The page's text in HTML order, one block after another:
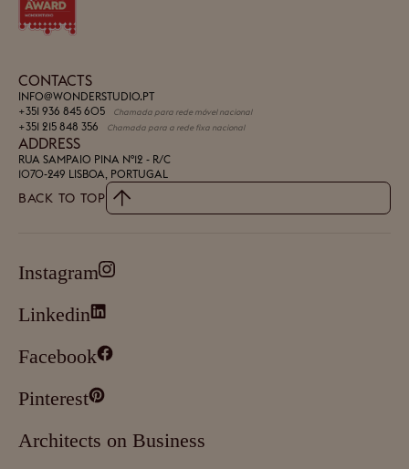
CONTACTS
INFO@WONDERSTUDIO.PT
+351 936 845 605
Chamada para rede móvel nacional
+351 215 848 356 Chamada para a rede fixa nacional
ADDRESS
RUA SAMPAIO PINA Nº12 - R/C
1070-249 LISBOA, PORTUGAL
BACK TO TOP
Instagram
Linkedin
Facebook
Pinterest
Architects on Business